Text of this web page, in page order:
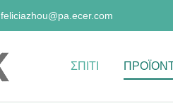
feliciazhou@pa.ecer.com
ΣΠΊΤΙ